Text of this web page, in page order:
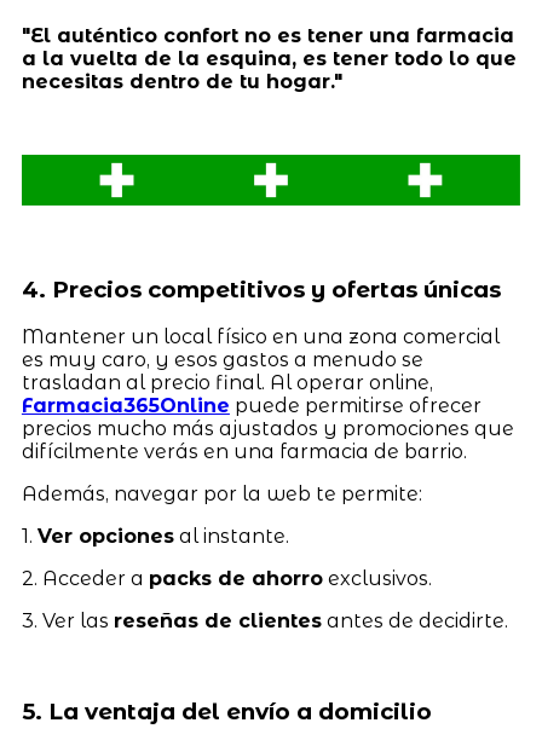
"El auténtico confort no es tener una farmacia
a la vuelta de la esquina, es tener todo lo que
necesitas dentro de tu hogar."
4. Precios competitivos y ofertas únicas
Mantener un local físico en una zona comercial
es muy caro, y esos gastos a menudo se
trasladan al precio final. Al operar online,
Farmacia365Online puede permitirse ofrecer
precios mucho más ajustados y promociones que
difícilmente verás en una farmacia de barrio.
Además, navegar por la web te permite:
1. Ver opcionesal instante.
2. Acceder a packs de ahorroexclusivos.
3. Ver las reseñas de clientesantes de decidirte.
5. La ventaja del envío a domicilio